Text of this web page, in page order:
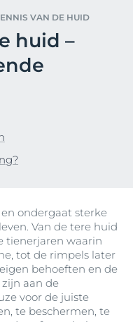
VAN DE HUID
huid –
ondergaat sterke
Van de tere huid
tienerjaren waarin
tot de rimpels later
behoeften en de
aan de
voor de juiste
te beschermen, te